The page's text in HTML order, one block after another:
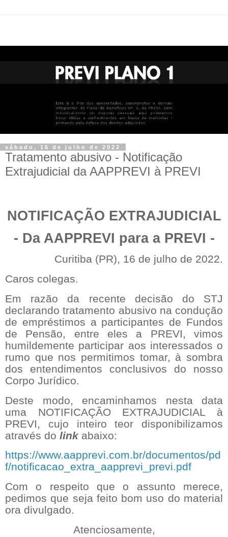
sábado, 16 de julho de 2022
Tratamento abusivo - Notificação
Extrajudicial da AAPPREVI à PREVI
NOTIFICAÇÃO EXTRAJUDICIAL
- Da AAPPREVI para a PREVI -
Curitiba (PR), 16 de julho de 2022.
Caros colegas.
Em razão da recente decisão do STJ
declarando tratamento abusivo na condução
de empréstimos a participantes de Fundos
de Pensão, entre eles a PREVI, vimos
humildemente participar aos interessados o
rumo que nos permitimos tomar, à sombra
dos entendimentos conclusivos do nosso
Corpo Jurídico.
Deste modo, encaminhamos nesta data
uma NOTIFICAÇÃO EXTRAJUDICIAL à
PREVI, cujo inteiro teor disponibilizamos
através do link abaixo:
https://www.aapprevi.com.br/documentos/pd
f/notificacao_extra_aapprevi_previ.pdf
Com o respeito que o assunto merece,
pedimos que seja feito bom uso do material
ora divulgado.
Atenciosamente,